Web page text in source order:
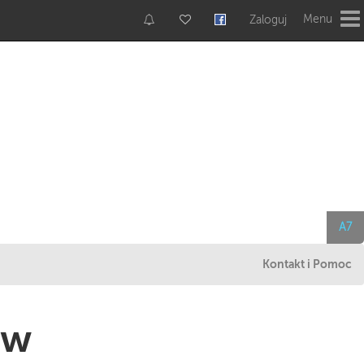
Zaloguj Menu
A7
Kontakt i Pomoc